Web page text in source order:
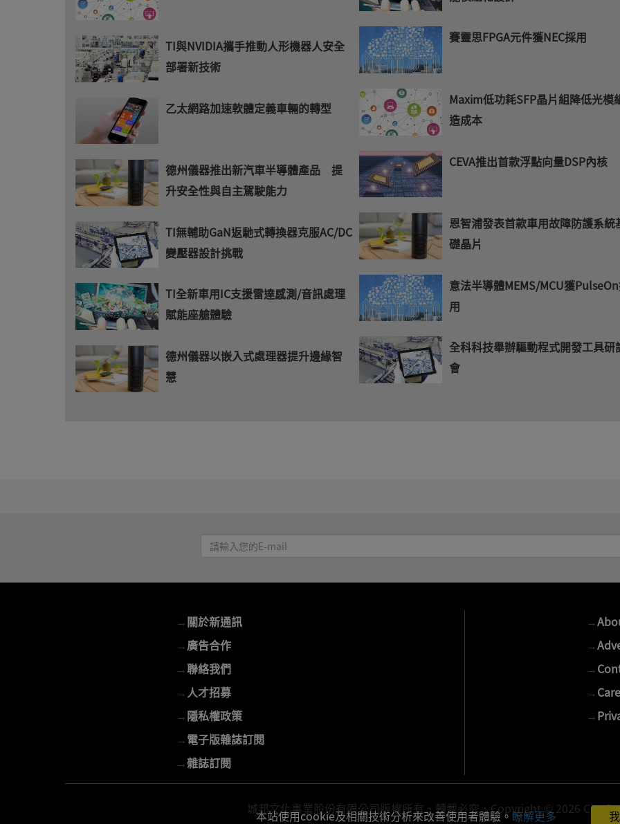
TI與NVIDIA攜手推動人形機器人安全
部署新技術
乙太網路加速軟體定義車輛的轉型
德州儀器推出新汽車半導體產品 提
升安全性與自主駕駛能力
TI無輔助GaN返馳式轉換器克服AC/DC
變壓器設計挑戰
TI全新車用IC支援雷達感測/音訊處理
賦能座艙體驗
德州儀器以嵌入式處理器提升邊緣智
慧
賽靈思FPGA元件獲NEC採用
Maxim低功耗SFP晶片組降低光模
造成本
CEVA推出首款浮點向量DSP內核
恩智浦發表首款車用故障防護系統
礎晶片
意法半導體MEMS/MCU獲
用
全科科技舉辦驅動程式開發工具研
會
請
輸
E-
mail
→關於新通訊
→廣告合作
→聯絡我們
→ 人才招募
→隱私權政策
→電子版雜誌訂閱
→雜誌訂閱
→
→
→
→
→
城邦文化事業股份有限公司版權所有、轉載必究．Copyright © 2026 Cite
本站使用cookie及相關技術分析來改善使用者體驗。瞭解更多